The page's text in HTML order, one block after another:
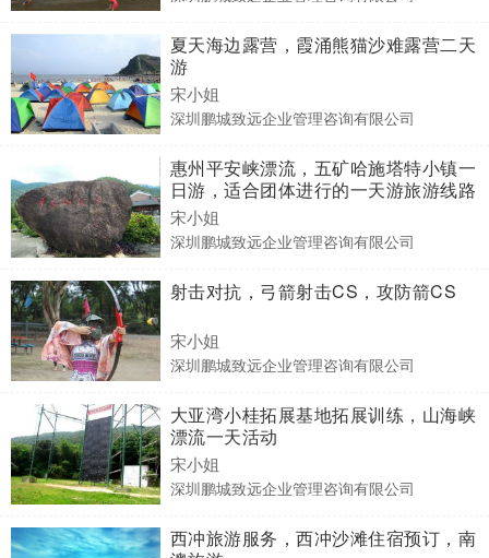
夏天海边露营，霞涌熊猫沙难露营二天
游
宋小姐
深圳鹏城致远企业管理咨询有限公司
惠州平安峡漂流，五矿哈施塔特小镇一
日游，适合团体进行的一天游旅游线路
宋小姐
深圳鹏城致远企业管理咨询有限公司
射击对抗，弓箭射击CS，攻防箭CS
宋小姐
深圳鹏城致远企业管理咨询有限公司
大亚湾小桂拓展基地拓展训练，山海峡
漂流一天活动
宋小姐
深圳鹏城致远企业管理咨询有限公司
西冲旅游服务，西冲沙滩住宿预订，南